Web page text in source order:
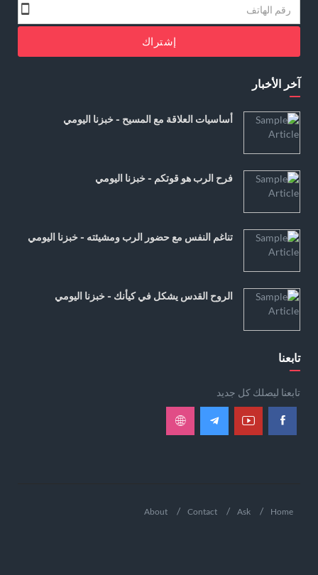
إشتراك
آخر الأخبار
أساسيات العلاقة مع المسيح - خبزنا اليومي
فرح الرب هو قوتكم - خبزنا اليومي
تناغم النفس مع حضور الرب ومشيئته - خبزنا اليومي
الروح القدس يشكل في كيأنك - خبزنا اليومي
تابعنا
تابعنا ليصلك كل جديد
Home
Ask
Contact
About